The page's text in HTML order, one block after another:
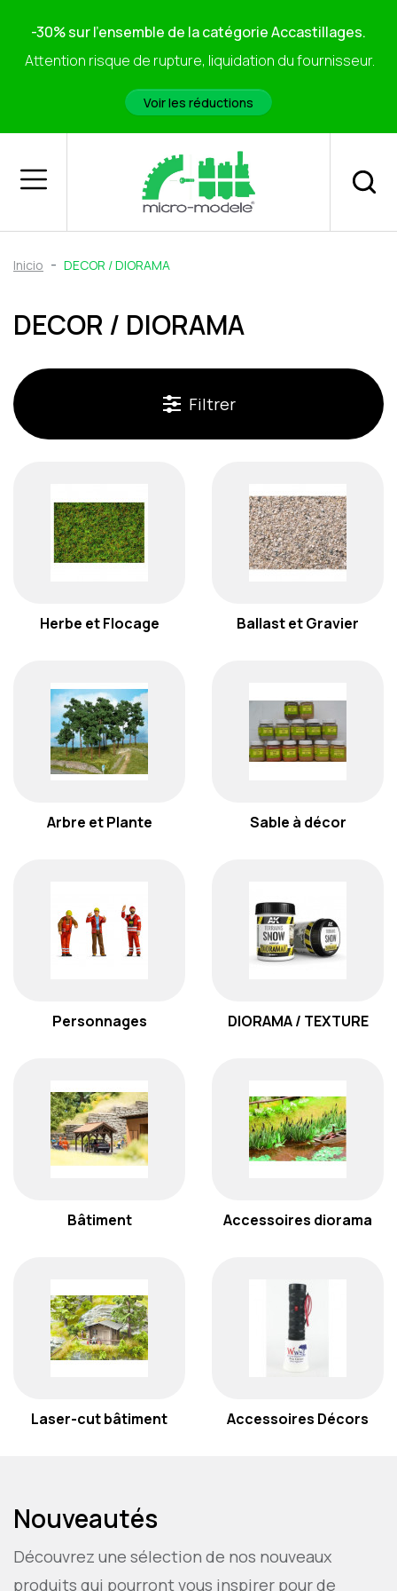
-30% sur l'ensemble de la catégorie Accastillages.
Attention risque de rupture, liquidation du fournisseur.
Voir les réductions
Inicio DECOR / DIORAMA
DECOR / DIORAMA
Filtrer
Herbe et Flocage Ballast et Gravier
Arbre et Plante Sable à décor
Personnages DIORAMA / TEXTURE
Bâtiment Accessoires diorama
Laser-cut bâtiment Accessoires Décors
Nouveautés
Découvrez une sélection de nos nouveaux
produits qui pourront vous inspirer pour de